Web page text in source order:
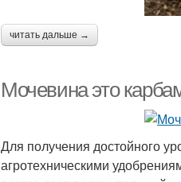
читать дальше →
Мочевина это
Для получения достойного
агротехническими